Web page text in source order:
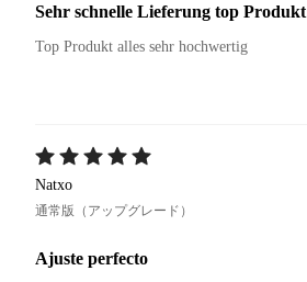
Sehr schnelle Lieferung top Produkt
Top Produkt alles sehr hochwertig
Natxo
通常版（アップグレード）
Ajuste perfecto